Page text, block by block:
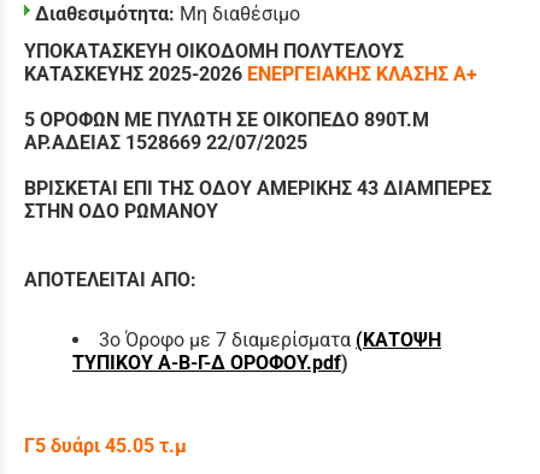
Διαθεσιμότητα: Μη διαθέσιμο
ΥΠΟΚΑΤΑΣΚΕΥΗ ΟΙΚΟΔΟΜΗ ΠΟΛΥΤΕΛΟΥΣ
ΚΑΤΑΣΚΕΥΗΣ 2025-2026 ΕΝΕΡΓΕΙΑΚΗΣ ΚΛΑΣΗΣ Α+
5 ΟΡΟΦΩΝ ΜΕ ΠΥΛΩΤΗ ΣΕ ΟΙΚΟΠΕΔΟ 890Τ.Μ
ΑΡ.ΑΔΕΙΑΣ 1528669 22/07/2025
ΒΡΙΣΚΕΤΑΙ ΕΠΙ ΤΗΣ ΟΔΟΥ ΑΜΕΡΙΚΗΣ 43 ΔΙΑΜΠΕΡΕΣ
ΣΤΗΝ ΟΔΟ ΡΩΜΑΝΟΥ
ΑΠΟΤΕΛΕΙΤΑΙ ΑΠΟ:
3ο Όροφο με 7 διαμερίσματα (ΚΑΤΟΨΗ
ΤΥΠΙΚΟΥ Α-Β-Γ-Δ ΟΡΟΦΟΥ.pdf)
Γ5 δυάρι 45.05 τ.μ